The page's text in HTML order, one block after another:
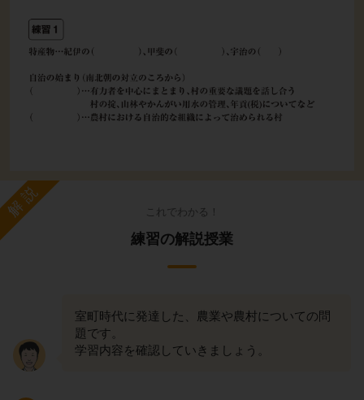
解説 これでわかる！
練習の解説授業
室町時代に発達した、農業や農村についての問
題です。
学習内容を確認していきましょう。